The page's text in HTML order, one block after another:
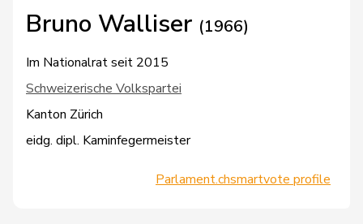
Bruno Walliser (1966)
Im Nationalrat seit 2015
Schweizerische Volkspartei
Kanton Zürich
eidg. dipl. Kaminfegermeister
Parlament.chsmartvote profile